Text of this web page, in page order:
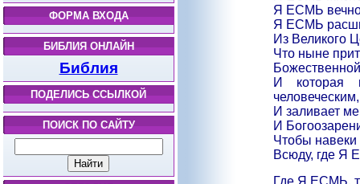
ФОРМА ВХОДА
БИБЛИЯ ОНЛАЙН
Библия
ПОДЕЛИСЬ ССЫЛКОЙ
ПОИСК ПО САЙТУ
Я ЕСМЬ
Я ЕСМЬ
Из Великого
Что ныне
И которая
И заливает
И
Чтобы навеки
Всюду, где Я
Где Я ЕСМЬ,